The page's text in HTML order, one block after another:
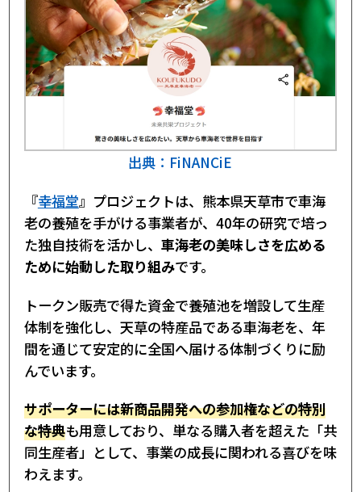
出典：FiNANCiE
『幸福堂』プロジェクトは、熊本県天草市で車海
老の養殖を手がける事業者が、40年の研究で培っ
た独自技術を活かし、 車海老の美味しさを広める
ために始動した取り組みです。
トークン販売で得た資金で養殖池を増設して生産
体制を強化し、天草の特産品である車海老を、年
間を通じて安定的に全国へ届ける体制づくりに励
んでいます。
サポーターには新商品開発への参加権などの特別
な特典も用意しており、単なる購入者を超えた「共
同生産者」として、事業の成長に関われる喜びを味
わえます。